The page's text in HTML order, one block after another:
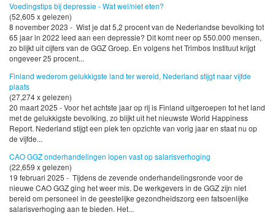
Voedingstips bij depressie - Wat wel/niet eten?
(52,605 x gelezen)
8 november 2023 - Wist je dat 5,2 procent van de Nederlandse bevolking tot
65 jaar in 2022 leed aan een depressie? Dit komt neer op 550.000 mensen,
zo blijkt uit cijfers van de GGZ Groep. En volgens het Trimbos Instituut krijgt
ongeveer 25 procent...
Finland wederom gelukkigste land ter wereld, Nederland stijgt naar vijfde
plaats
(27,274 x gelezen)
20 maart 2025 - Voor het achtste jaar op rij is Finland uitgeroepen tot het land
met de gelukkigste bevolking, zo blijkt uit het nieuwste World Happiness
Report. Nederland stijgt een plek ten opzichte van vorig jaar en staat nu op
de vijfde...
CAO GGZ onderhandelingen lopen vast op salarisverhoging
(22,659 x gelezen)
19 februari 2025 - Tijdens de zevende onderhandelingsronde voor de
nieuwe CAO GGZ ging het weer mis. De werkgevers in de GGZ zijn niet
bereid om personeel in de geestelijke gezondheidszorg een fatsoenlijke
salarisverhoging aan te bieden. Het...